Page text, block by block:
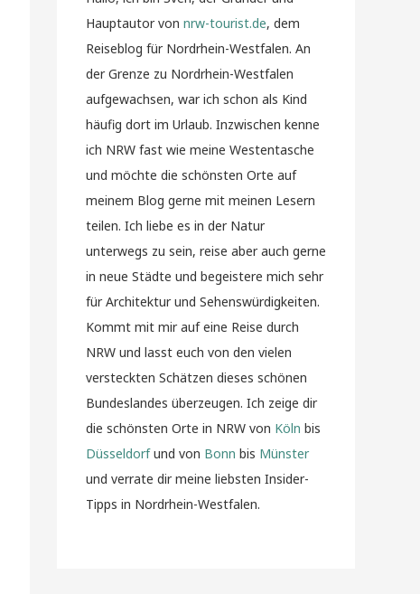
Hauptautor von nrw-tourist.de, dem
Reiseblog für Nordrhein-Westfalen. An
der Grenze zu Nordrhein-Westfalen
aufgewachsen, war ich schon als Kind
häufig dort im Urlaub. Inzwischen kenne
ich NRW fast wie meine Westentasche
und möchte die schönsten Orte auf
meinem Blog gerne mit meinen Lesern
teilen. Ich liebe es in der Natur
unterwegs zu sein, reise aber auch gerne
in neue Städte und begeistere mich sehr
für Architektur und Sehenswürdigkeiten.
Kommt mit mir auf eine Reise durch
NRW und lasst euch von den vielen
versteckten Schätzen dieses schönen
Bundeslandes überzeugen. Ich zeige dir
die schönsten Orte in NRW von Köln bis
Düsseldorfund von Bonn bis Münster
und verrate dir meine liebsten Insider-
Tipps in Nordrhein-Westfalen.